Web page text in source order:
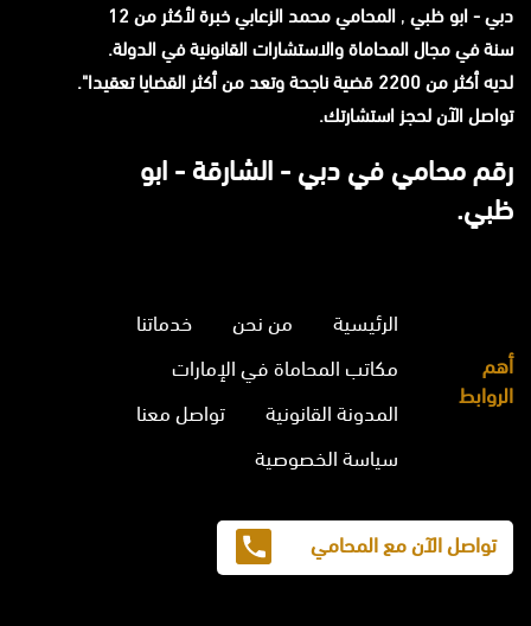
دبي - ابو ظبي ,
المحامي محمد الزعابي خبرة لأكثر من 12
سنة في مجال المحاماة والاستشارات القانونية في الدولة.
لديه أكثر من 2200 قضية ناجحة وتعد من أكثر القضايا تعقيدا".
تواصل الآن لحجز استشارتك.
رقم محامي في دبي - الشارقة - ابو
ظبي.
أهم
الروابط
الرئيسية من نحن
خدماتنا
مكاتب المحاماة في الإمارات
المدونة القانونية
تواصل معنا
سياسة الخصوصية
تواصل الآن مع المحامي